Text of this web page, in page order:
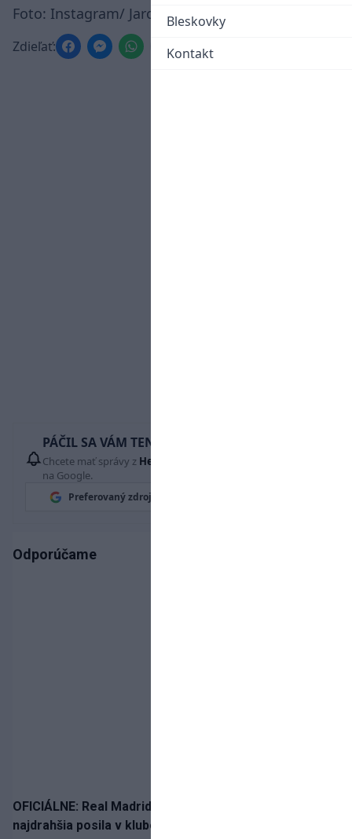
Bleskovky
Kontakt
Foto: Instagram/ Jaromír Jágr
Zdieľať:
PÁČIL SA VÁM TENTO ČLÁNOK?
Chcete mať správy z Hetrik.sk
na Google.
Preferovaný zdroj
Odporúčame
OFICIÁLNE: Real Madrid rozbil bank. Z Lipska prichádza
najdrahšia posila v klubovej histórii